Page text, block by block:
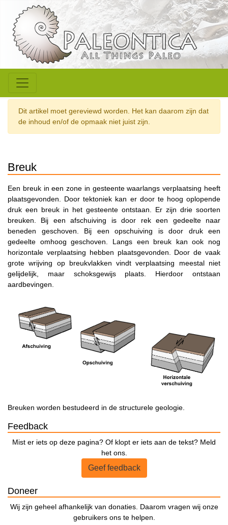
Dit artikel moet gereviewd worden. Het kan daarom zijn dat
de inhoud en/of de opmaak niet juist zijn.
Breuk
Een breuk in een zone in gesteente waarlangs verplaatsing heeft
plaatsgevonden. Door tektoniek kan er door te hoog oplopende
druk een breuk in het gesteente ontstaan. Er zijn drie soorten
breuken. Bij een afschuiving is door rek een gedeelte naar
beneden geschoven. Bij een opschuiving is door druk een
gedeelte omhoog geschoven. Langs een breuk kan ook nog
horizontale verplaatsing hebben plaatsgevonden. Door de vaak
grote wrijving op breukvlakken vindt verplaatsing meestal niet
gelijdelijk, maar schoksgewijs plaats. Hierdoor ontstaan
aardbevingen.
Breuken worden bestudeerd in de structurele geologie.
Feedback
Mist er iets op deze pagina? Of klopt er iets aan de tekst? Meld
het ons.
Geef feedback
Doneer
Wij zijn geheel afhankelijk van donaties. Daarom vragen wij onze
gebruikers ons te helpen.